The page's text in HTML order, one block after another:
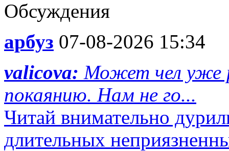
Обсуждения
арбуз 07-08-2026 15:34
valicova: Может чел уже
покаянию. Нам не го...
Читай внимательно
длительных